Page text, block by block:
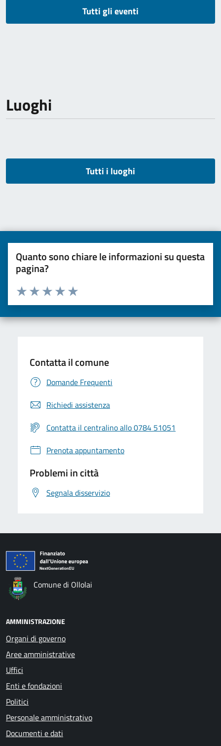
Tutti gli eventi
Luoghi
Tutti i luoghi
Quanto sono chiare le informazioni su questa
pagina?
Valuta da 1 a 5 stelle la pagina
Valuta 5 stelle su 5
Valuta 4 stelle su 5
Valuta 3 stelle su 5
Valuta 2 stelle su 5
Valuta una stella su 5
Contatta il comune
Domande Frequenti
Richiedi assistenza
Contatta il centralino allo 0784 51051
Prenota appuntamento
Problemi in città
Segnala disservizio
Comune di Ollolai
AMMINISTRAZIONE
Organi di governo
Aree amministrative
Uffici
Enti e fondazioni
Politici
Personale amministrativo
Documenti e dati